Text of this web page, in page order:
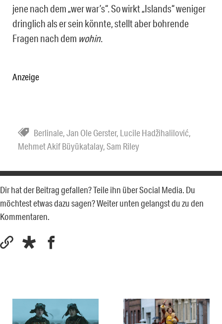
jene nach dem „wer war’s“. So wirkt „Islands“ weniger
dringlich als er sein könnte, stellt aber bohrende
Fragen nach dem wohin.
Anzeige
Berlinale,Jan Ole Gerster, Lucile Hadžihalilović,
Mehmet Akif Büyükatalay,Sam Riley
Dir hat der Beitrag gefallen? Teile ihn über Social Media. Du
möchtest etwas dazu sagen? Weiter unten gelangst du zu den
Kommentaren.